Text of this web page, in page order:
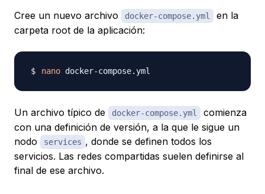
Cree un nuevo archivo docker-compose.yml
en la
carpeta root de la aplicación:
nano
Un archivo típico de docker-compose.yml
comienza
con una definición de versión, a la que le sigue un
nodo
services , donde se definen todos los
servicios. Las redes compartidas suelen definirse al
final de ese archivo.